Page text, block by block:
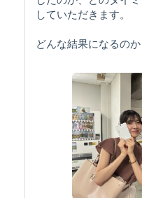
していただきます。
どんな結果になるの